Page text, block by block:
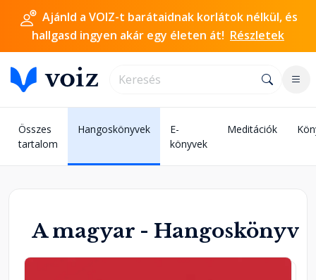
Ajánld a VOIZ-t barátaidnak korlátok nélkül, és
hallgasd ingyen akár egy életen át! Részletek
Összes
tartalom
Hangoskönyvek
E-
könyvek
Meditációk
A magyar - Hangoskönyv